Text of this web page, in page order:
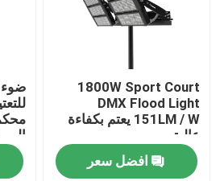
ضوء الفيضانات DMX
الأضواء الكاشفة في ملعب التنس
مصابيح الشوارع LED الخارجية
أضواء سبوت LED خارجية
1800W Sport Court
DMX Flood Light
151LM / W يعتم بكفاءة
عالية
افضل سعر